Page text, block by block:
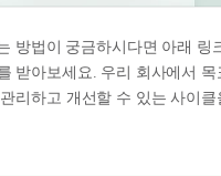
방법이 궁금하시다면 아래 링
받아보세요. 우리 회사에서 목
리하고 개선할 수 있는 사이클